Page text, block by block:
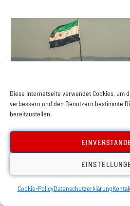
Diese Internetseite verwendet Cookies, um
verbessern und den Benutzern bestimmte
bereitzustellen.
Cookie-PolicyDatenschutzerklärung
Syrien nach dem
imperialistische